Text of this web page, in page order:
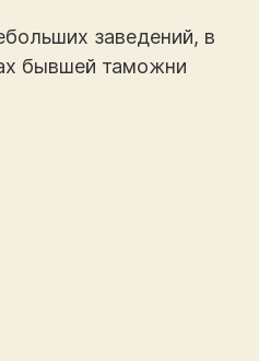
заведений, в
бывшей таможни